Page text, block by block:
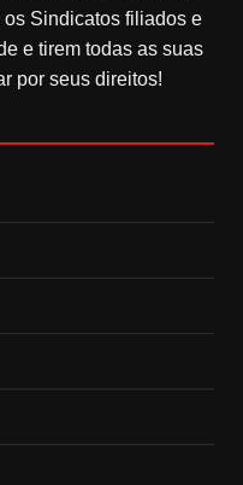
Sindicatos filiados e
e tirem todas as suas
por seus direitos!